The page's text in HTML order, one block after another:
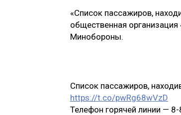
«Список пассажиров,
общественная
Минобороны.
Список пассажиров,
https://t.co/pwRg68wVzD
Телефон горячей линии —